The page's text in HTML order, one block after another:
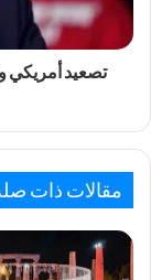
تصعيد أمريكي
مقالات ذات